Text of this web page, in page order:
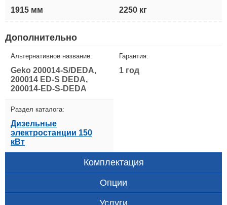
1915 мм 2250 кг
Дополнительно
Альтернативное название:
Geko 200014-S/DEDA,
200014 ED-S DEDA,
200014-ED-S-DEDA
Гарантия:
1 год
Раздел каталога:
Дизельные
электростанции 150
кВт
Комплектация
Опции
Услуги